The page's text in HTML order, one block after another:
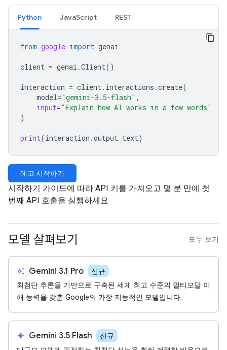
Python JavaScript REST
from google import genai
client = genai .Client()
interaction = client. interactions .create(
model="gemini-3.5-flash" ,
input="Explain how AI works in a few words"
)
print(interaction .output_text)
레고 시작하기
시작하기 가이드에 따라 API 키를 가져오고 몇 분 만에 첫
번째 API 호출을 실행하세요.
모델 살펴보기 모두 보기
auto_awesome Gemini 3.1 Pro 신규
최첨단 추론을 기반으로 구축된 세계 최고 수준의 멀티모달 이
해 능력을 갖춘 Google의 가장 지능적인 모델입니다.
spark Gemini 3.5 Flash 신규